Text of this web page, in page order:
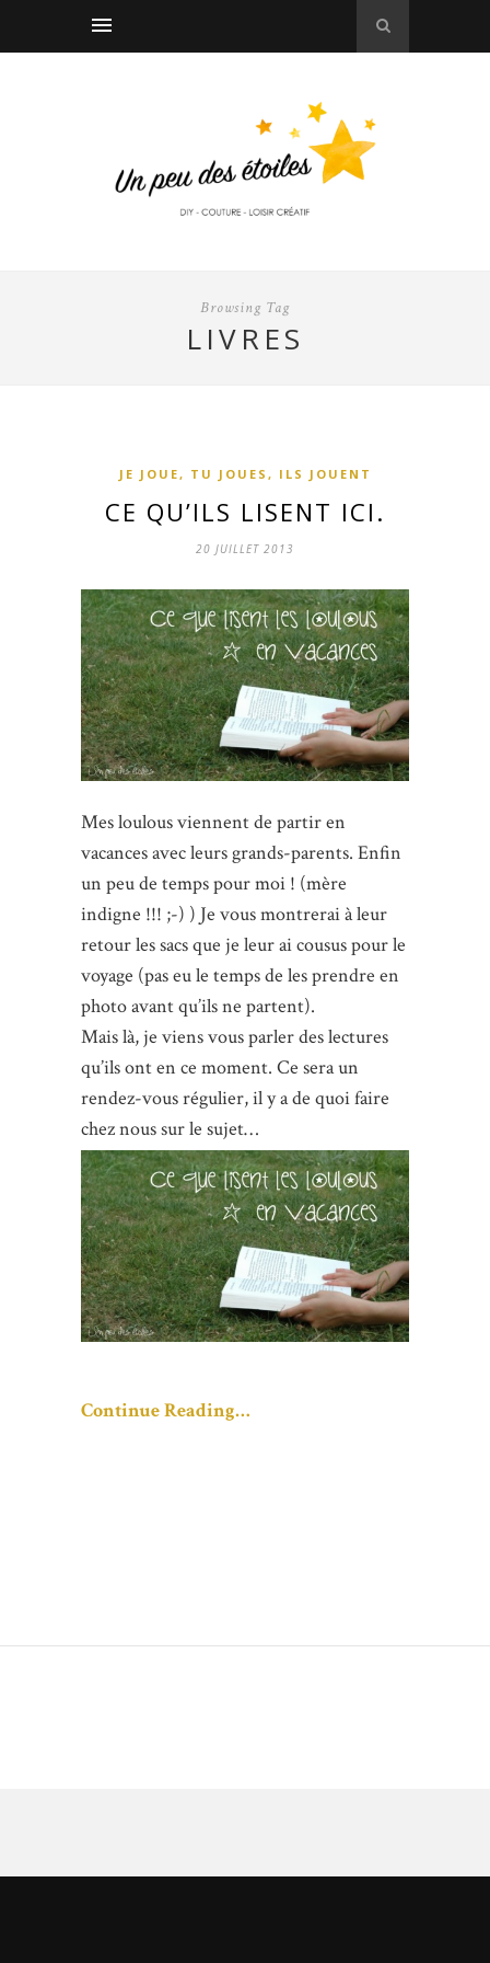
Browsing Tag
LIVRES
JE JOUE, TU JOUES, ILS JOUENT
CE QU’ILS LISENT ICI.
20 JUILLET 2013
Mes loulous viennent de partir en
vacances avec leurs grands-parents. Enfin
un peu de temps pour moi ! (mère
indigne !!! ;-) ) Je vous montrerai à leur
retour les sacs que je leur ai cousus pour le
voyage (pas eu le temps de les prendre en
photo avant qu’ils ne partent).
Mais là, je viens vous parler des lectures
qu’ils ont en ce moment. Ce sera un
rendez-vous régulier, il y a de quoi faire
chez nous sur le sujet…
Continue Reading…